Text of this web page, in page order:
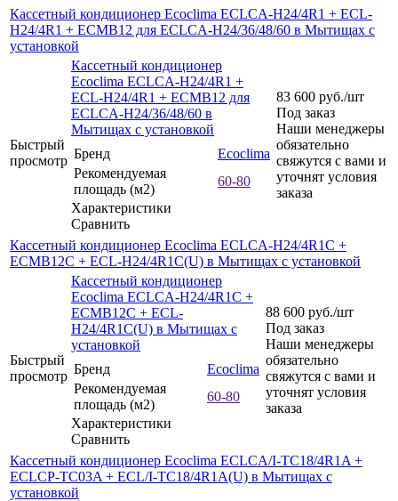
Кассетный кондиционер Ecoclima ECLCA-H24/4R1 + ECL-
H24/4R1 + ECMB12 для ECLCA-H24/36/48/60 в Мытищах с
установкой
Быстрый
просмотр
Кассетный кондиционер
Ecoclima ECLCA-H24/4R1 +
ECL-H24/4R1 + ECMB12 для
ECLCA-H24/36/48/60 в
Мытищах с установкой
Бренд
Ecoclima
Рекомендуемая
площадь (м2)
60-80
Характеристики
Сравнить
83 600 руб./шт
Под заказ
Наши менеджеры
обязательно
свяжутся с вами и
уточнят условия
заказа
Кассетный кондиционер Ecoclima ECLCA-H24/4R1C +
ECMB12C + ECL-H24/4R1C(U) в Мытищах с установкой
Быстрый
просмотр
Кассетный кондиционер
Ecoclima ECLCA-H24/4R1C +
ECMB12C + ECL-
H24/4R1C(U) в Мытищах с
установкой
Бренд
Ecoclima
Рекомендуемая
площадь (м2)
60-80
Характеристики
Сравнить
88 600 руб./шт
Под заказ
Наши менеджеры
обязательно
свяжутся с вами и
уточнят условия
заказа
Кассетный кондиционер Ecoclima ECLCA/I-TC18/4R1A +
ECLCP-TC03A + ECL/I-TC18/4R1A(U) в Мытищах с
установкой